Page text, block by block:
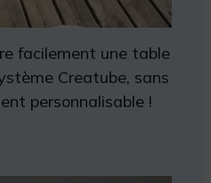
facilement une table
Creatube, sans
personnalisable !